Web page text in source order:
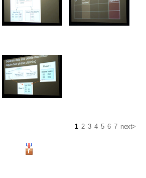
1 2 3 4 5 6 7 next>